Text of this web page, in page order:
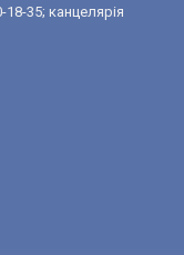
35; канцелярія